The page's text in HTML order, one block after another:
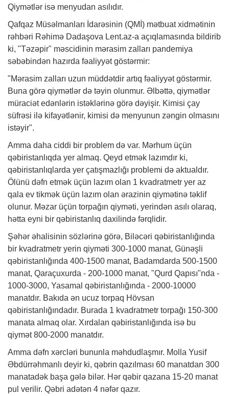
Qiymətlər isə menyudan asılıdır.
Qafqaz Müsəlmanları İdarəsinin (QMİ) mətbuat xidmətinin
rəhbəri Rəhimə Dadaşova Lent.az-a açıqlamasında bildirib
ki, "Təzəpir" məscidinin mərasim zalları pandemiya
səbəbindən hazırda fəaliyyət göstərmir:
"Mərasim zalları uzun müddətdir artıq fəaliyyət göstərmir.
Buna görə qiymətlər də təyin olunmur. Əlbəttə, qiymətlər
müraciət edənlərin istəklərinə görə dəyişir. Kimisi çay
süfrəsi ilə kifayətlənir, kimisi də menyunun zəngin olmasını
istəyir".
Amma daha ciddi bir problem də var. Mərhum üçün
qəbiristanlıqda yer almaq. Qeyd etmək lazımdır ki,
qəbiristanlıqlarda yer çatışmazlığı problemi də aktualdır.
Ölünü dəfn etmək üçün lazım olan 1 kvadratmetr yer az
qala ev tikmək üçün lazım olan ərazinin qiymətinə təklif
olunur. Məzar üçün torpağın qiyməti, yerindən asılı olaraq,
hətta eyni bir qəbiristanlıq daxilində fərqlidir.
Şəhər əhalisinin sözlərinə görə, Biləcəri qəbiristanlığında
bir kvadratmetr yerin qiyməti 300-1000 manat, Günəşli
qəbiristanlığında 400-1500 manat, Badamdarda 500-1500
manat, Qaraçuxurda - 200-1000 manat, "Qurd Qapısı"nda -
1000-3000, Yasamal qəbiristanlığında - 2000-10000
manatdır. Bakıda ən ucuz torpaq Hövsan
qəbiristanlığındadır. Burada 1 kvadratmetr torpağı 150-300
manata almaq olar. Xırdalan qəbiristanlığında isə bu
qiymət 800-2000 manatdır.
Amma dəfn xərcləri bununla məhdudlaşmır. Molla Yusif
Əbdürrəhmanlı deyir ki, qəbrin qazılması 60 manatdan 300
manatadək başa gələ bilər. Hər qəbir qazana 15-20 manat
pul verilir. Qəbri adətən 4 nəfər qazır.